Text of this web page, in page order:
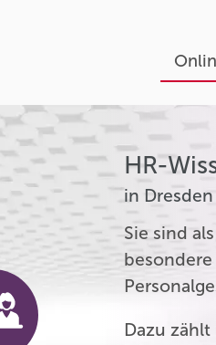
HR-
in
Sie sind
Dazu